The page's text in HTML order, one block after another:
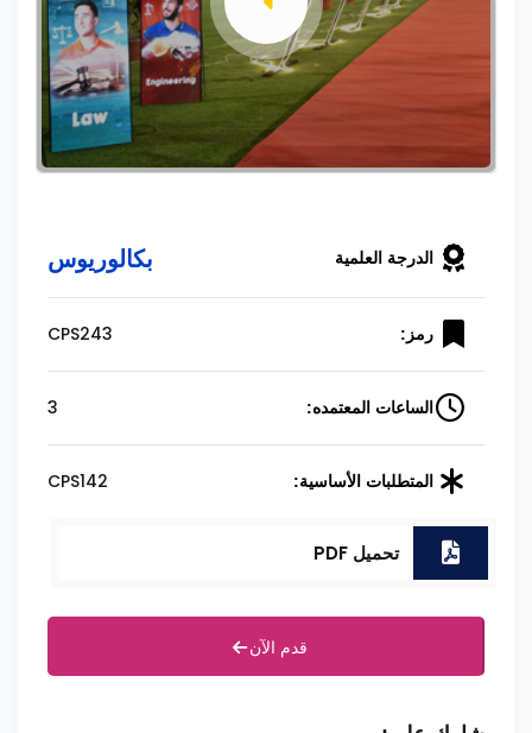
الدرجة العلمية بكالوريوس
رمز: CPS243
الساعات المعتمده: 3
المتطلبات الأساسية: CPS142
تحميل PDF
قدم الآن